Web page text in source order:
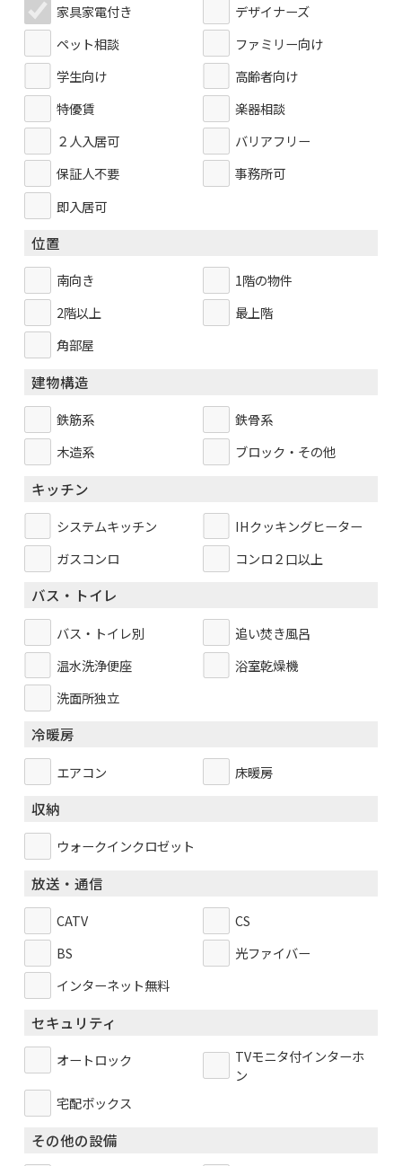
家具家電付き
デザイナーズ
ペット相談
ファミリー向け
学生向け
高齢者向け
特優賃
楽器相談
２人入居可
バリアフリー
保証人不要
事務所可
即入居可
位置
南向き
1階の物件
2階以上
最上階
角部屋
建物構造
鉄筋系
鉄骨系
木造系
ブロック・その他
キッチン
システムキッチン
IHクッキングヒーター
ガスコンロ
コンロ２口以上
バス・トイレ
バス・トイレ別
追い焚き風呂
温水洗浄便座
浴室乾燥機
洗面所独立
冷暖房
エアコン 床暖房
収納
ウォークインクロゼット
放送・通信
CATV
CS
BS
光ファイバー
インターネット無料
セキュリティ
オートロック
TVモニタ付インターホ
ン
宅配ボックス
その他の設備